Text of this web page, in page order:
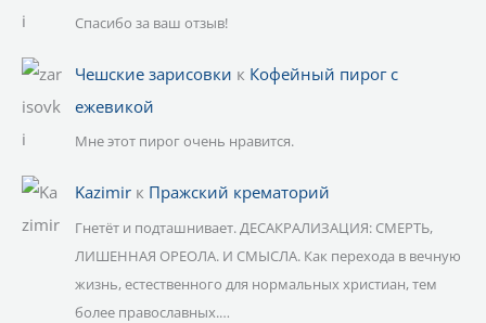
Спасибо за ваш отзыв!
Чешские зарисовки к Кофейный пирог с
ежевикой
Мне этот пирог очень нравится.
Kazimirк Пражский крематорий
Гнетёт и подташнивает. ДЕСАКРАЛИЗАЦИЯ: СМЕРТЬ,
ЛИШЕННАЯ ОРЕОЛА. И СМЫСЛА. Как перехода в вечную
жизнь, естественного для нормальных христиан, тем
более православных.…